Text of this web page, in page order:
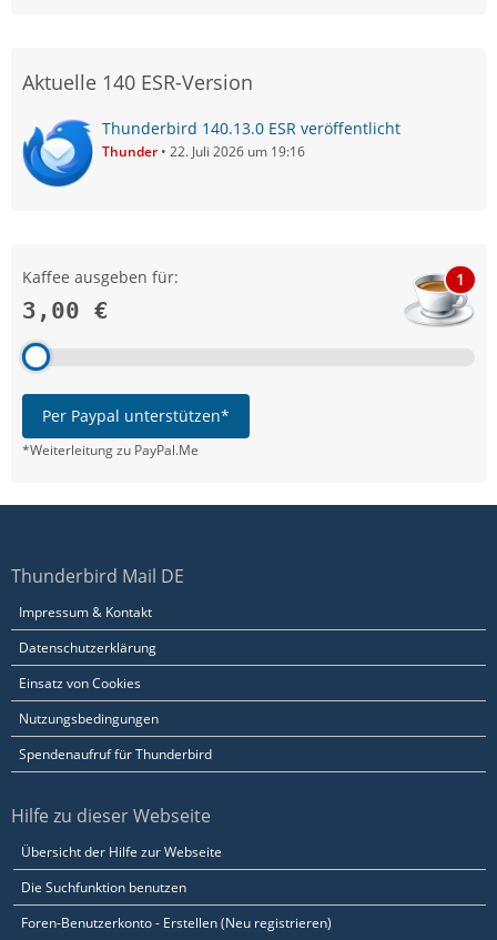
Aktuelle 140 ESR-Version
Thunderbird 140.13.0 ESR veröffentlicht
Thunder 22. Juli 2026 um 19:16
Kaffee ausgeben für:
3,00 €
1
Per Paypal unterstützen*
*Weiterleitung zu PayPal.Me
Thunderbird Mail DE
Impressum & Kontakt
Datenschutzerklärung
Einsatz von Cookies
Nutzungsbedingungen
Spendenaufruf für Thunderbird
Hilfe zu dieser Webseite
Übersicht der Hilfe zur Webseite
Die Suchfunktion benutzen
Foren-Benutzerkonto - Erstellen (Neu registrieren)